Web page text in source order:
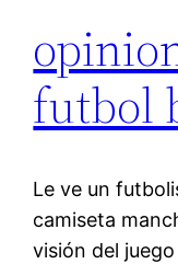
futbol
Le ve un
camiseta
visión del